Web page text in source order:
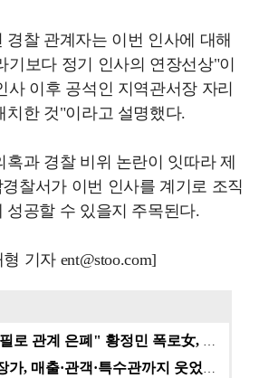
경찰 관계자는 이번 인사에 대해
기보다 정기 인사의 연장선상"이
사 이후 공석인 지역관서장 자리
치한 것"이라고 설명했다.
혹과 경찰 비위 논란이 잇따라 제
찰서가 이번 인사를 계기로 조직
성공할 수 있을지 주목된다.
기자 ent@stoo.com]